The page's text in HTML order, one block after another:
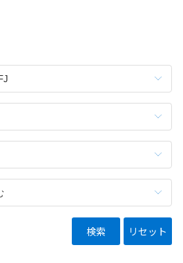
検索 リセット